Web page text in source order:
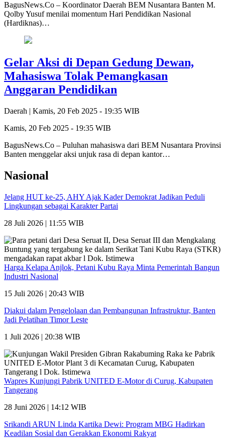
BagusNews.Co – Koordinator Daerah BEM Nusantara Banten M.
Qolby Yusuf menilai momentum Hari Pendidikan Nasional
(Hardiknas)…
Gelar Aksi di Depan Gedung Dewan,
Mahasiswa Tolak Pemangkasan
Anggaran Pendidikan
Daerah | Kamis, 20 Feb 2025 - 19:35 WIB
Kamis, 20 Feb 2025 - 19:35 WIB
BagusNews.Co – Puluhan mahasiswa dari BEM Nusantara Provinsi
Banten menggelar aksi unjuk rasa di depan kantor…
Nasional
Jelang HUT ke-25, AHY Ajak Kader Demokrat Jadikan Peduli
Lingkungan sebagai Karakter Partai
28 Juli 2026 | 11:55 WIB
Harga Kelapa Anjlok, Petani Kubu Raya Minta Pemerintah Bangun
Industri Nasional
15 Juli 2026 | 20:43 WIB
Diakui dalam Pengelolaan dan Pembangunan Infrastruktur, Banten
Jadi Pelatihan Timor Leste
1 Juli 2026 | 20:38 WIB
Wapres Kunjungi Pabrik UNITED E-Motor di Curug, Kabupaten
Tangerang
28 Juni 2026 | 14:12 WIB
Srikandi ARUN Linda Kartika Dewi: Program MBG Hadirkan
Keadilan Sosial dan Gerakkan Ekonomi Rakyat